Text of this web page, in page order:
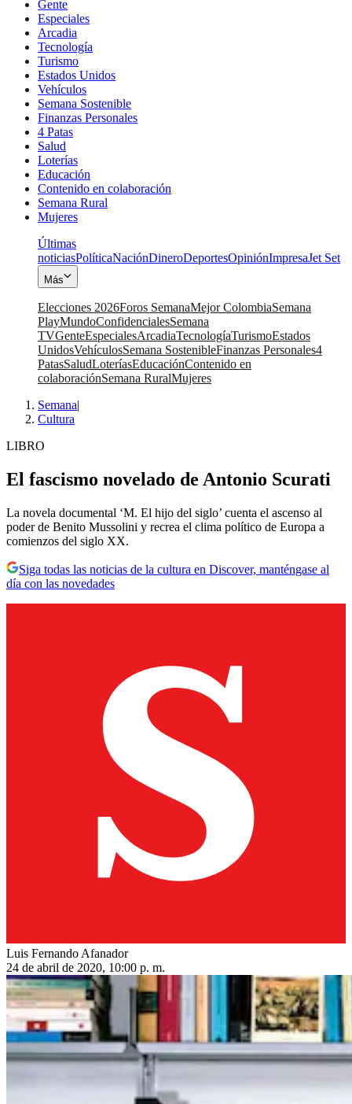
Gente
Especiales
Arcadia
Tecnología
Turismo
Estados Unidos
Vehículos
Semana Sostenible
Finanzas Personales
4 Patas
Salud
Loterías
Educación
Contenido en colaboración
Semana Rural
Mujeres
Últimas
noticiasPolíticaNaciónDineroDeportesOpiniónImpresaJet Set
Más
Elecciones 2026Foros SemanaMejor ColombiaSemana
PlayMundoConfidencialesSemana
TVGenteEspecialesArcadiaTecnologíaTurismoEstados
UnidosVehículosSemana SostenibleFinanzas Personales4
PatasSaludLoteríasEducaciónContenido en
colaboraciónSemana RuralMujeres
Semana|
Cultura
LIBRO
El fascismo novelado de Antonio Scurati
La novela documental ‘M. El hijo del siglo’ cuenta el ascenso al
poder de Benito Mussolini y recrea el clima político de Europa a
comienzos del siglo XX.
Siga todas las noticias de la cultura en Discover, manténgase al
día con las novedades
Luis Fernando Afanador
24 de abril de 2020, 10:00 p. m.